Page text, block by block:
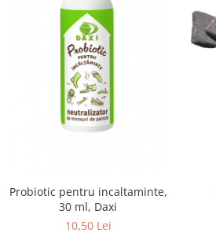
Probiotic pentru incaltaminte,
30 ml, Daxi
10,50 Lei